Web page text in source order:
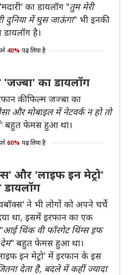
का डायलॉग "तुम मेरी
दुनिया में घुस जाऊंगा" भी इनकी
है।
40% पढ़ लिया है
का डायलॉग
की फिल्म जज्बा का
और मोबाइल में नेटवर्क न हो तो
बहुत फेमस हुआ था।
60% पढ़ लिया है
और 'लाइफ इन मेट्रो'
ने भी लोगों को अपने चर्चे
था, इसमें इरफान का एक
आई थिंक वी फॉरगेट थिंग्‍स इफ
" बहुत फेमस हुआ था।
इन मेट्रो' में इरफान के इस
देता है, बदले में कहीं ज्‍यादा